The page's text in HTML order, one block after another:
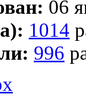
06
1014
996